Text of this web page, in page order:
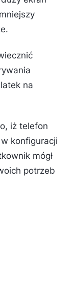
na
iż telefon
konfiguracji
mógł
potrzeb